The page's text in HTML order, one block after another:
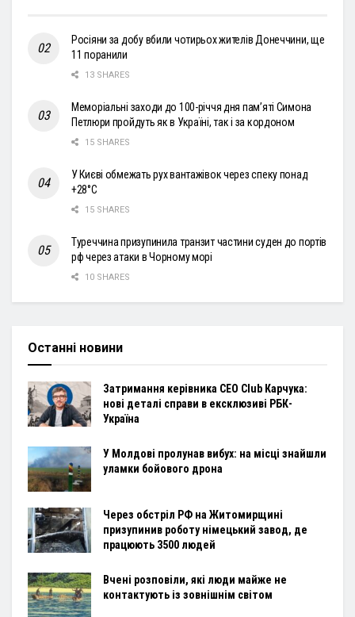
Росіяни за добу вбили чотирьох жителів Донеччини, ще
11 поранили
13 SHARES
Меморіальні заходи до 100-річчя дня пам’яті Симона
Петлюри пройдуть як в Україні, так і за кордоном
15 SHARES
У Києві обмежать рух вантажівок через спеку понад
+28°С
15 SHARES
Туреччина призупинила транзит частини суден до портів
рф через атаки в Чорному морі
10 SHARES
Останні новини
Затримання керівника CEO Club Карчука:
нові деталі справи в ексклюзиві РБК-
Україна
У Молдові пролунав вибух: на місці знайшли
уламки бойового дрона
Через обстріл РФ на Житомирщині
призупинив роботу німецький завод, де
працюють 3500 людей
Вчені розповіли, які люди майже не
контактують із зовнішнім світом